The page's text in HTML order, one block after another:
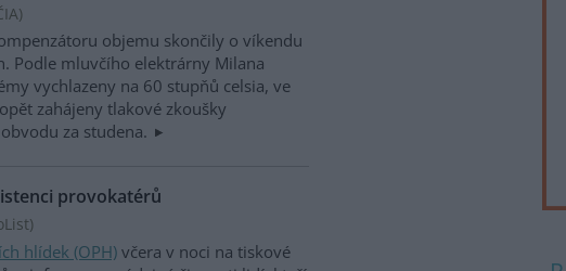
)
objemu skončily o víkendu
Podle mluvčího elektrárny Milana
vychlazeny na 60 stupňů celsia, ve
zahájeny tlakové zkoušky
za studena.
provokatérů
hlídek (OPH)včera v noci na tiskové